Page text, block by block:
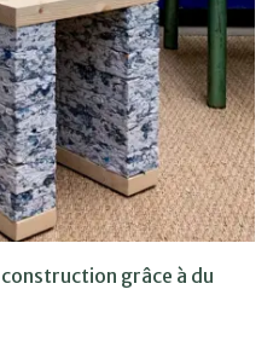
construction grâce à du